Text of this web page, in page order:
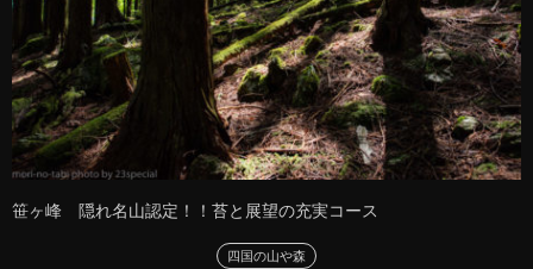
笹ヶ峰 隠れ名山認定！！苔と展望の充実コース
四国の山や森